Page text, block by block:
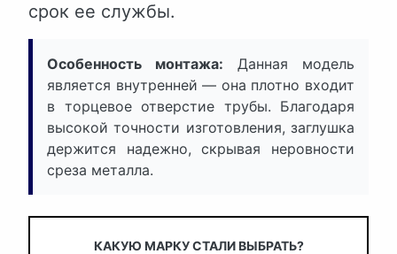
срок ее службы.
Особенность монтажа: Данная модель
является внутренней — она плотно входит
в торцевое отверстие трубы. Благодаря
высокой точности изготовления, заглушка
держится надежно, скрывая неровности
среза металла.
КАКУЮ МАРКУ СТАЛИ ВЫБРАТЬ?